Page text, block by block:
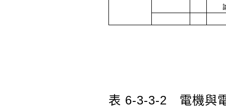
表 6-3-3-2 電機與